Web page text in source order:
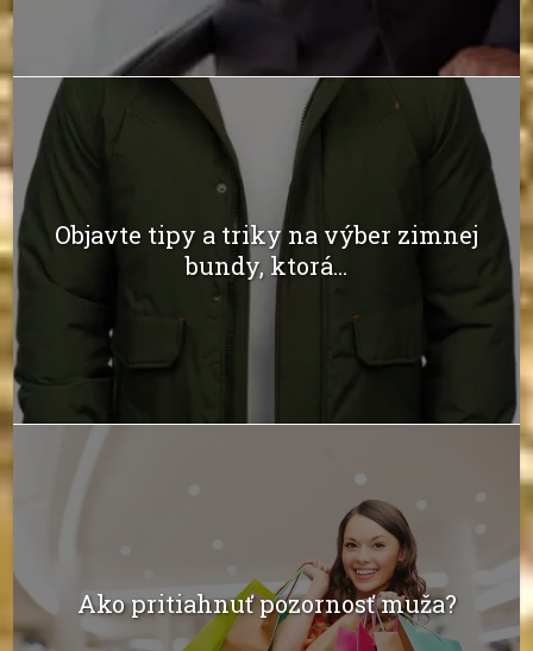
Objavte tipy a triky na výber zimnej
bundy, ktorá...
Ako pritiahnuť pozornosť muža?